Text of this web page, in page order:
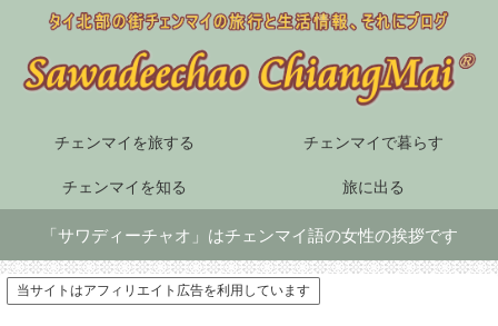
チェンマイを旅する チェンマイで暮らす
チェンマイを知る 旅に出る
「サワディーチャオ」はチェンマイ語の女性の挨拶です
当サイトはアフィリエイト広告を利用しています